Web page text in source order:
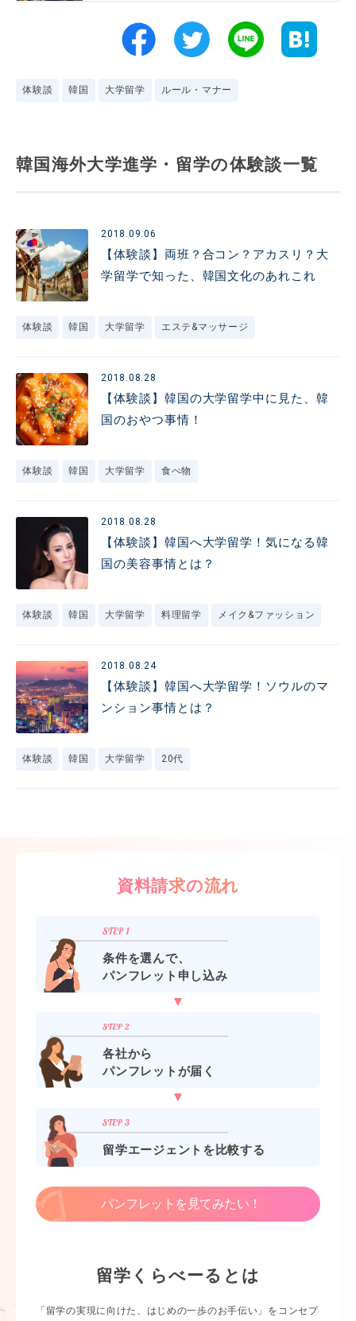
体験談 韓国 大学留学 ルール・マナー
韓国海外大学進学・留学の体験談一覧
2018.09.06
【体験談】両班？合コン？アカスリ？大
学留学で知った、韓国文化のあれこれ
体験談 韓国 大学留学 エステ&マッサージ
2018.08.28
【体験談】韓国の大学留学中に見た、韓
国のおやつ事情！
体験談 韓国 大学留学 食べ物
2018.08.28
【体験談】韓国へ大学留学！気になる韓
国の美容事情とは？
体験談 韓国 大学留学 料理留学 メイク&ファッション
2018.08.24
【体験談】韓国へ大学留学！ソウルのマ
ンション事情とは？
体験談 韓国 大学留学 20代
資料請求の流れ
条件を選んで、
パンフレット申し込み
各社から
パンフレットが届く
留学エージェントを比較する
パンフレットを見てみたい！
留学くらべーるとは
「留学の実現に向けた、はじめの一歩のお手伝い」をコンセプ